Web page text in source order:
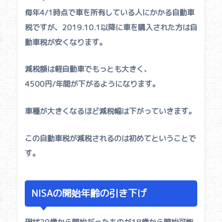
毎年4/1時点で車を所有している人にかかる自動車
税ですが、2019.10.1以降に車を購入された方は自
動車税が安くなります。
減税額は軽自動車でもっとも大きく、
4500円/年間が下がるようになります。
車種が大きくなるほど減税幅は下がっていきます。
この自動車税が減税されるのは初めてということで
す。
NISAの開始年齢の引き下げ